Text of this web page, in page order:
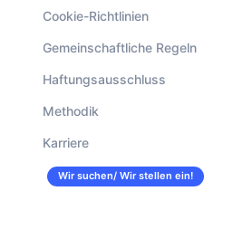
Cookie-Richtlinien
Gemeinschaftliche Regeln
Haftungsausschluss
Methodik
Karriere
Wir suchen/ Wir stellen ein!